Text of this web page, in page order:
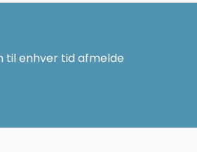
til enhver tid afmelde